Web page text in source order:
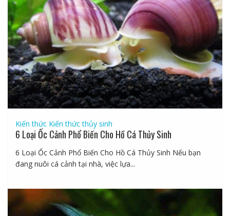
Kiến thức Kiến thức thủy sinh
6 Loại Ốc Cảnh Phổ Biến Cho Hồ Cá Thủy Sinh
6 Loại Ốc Cảnh Phổ Biến Cho Hồ Cá Thủy Sinh Nếu bạn
đang nuôi cá cảnh tại nhà, việc lựa...